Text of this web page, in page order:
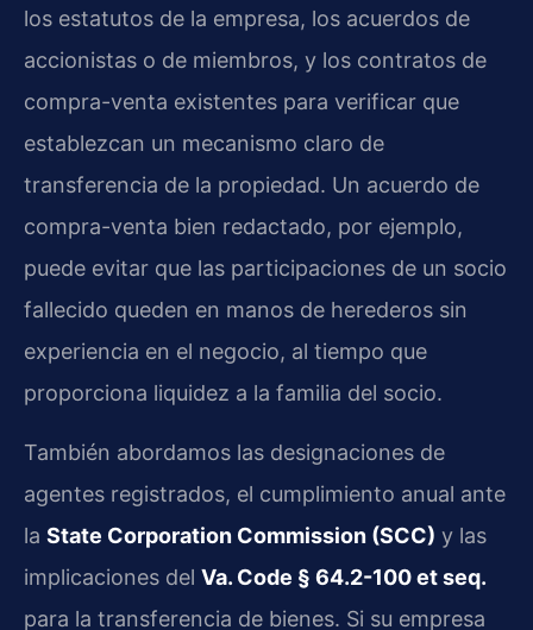
los estatutos de la empresa, los acuerdos de
accionistas o de miembros, y los contratos de
compra-venta existentes para verificar que
establezcan un mecanismo claro de
transferencia de la propiedad. Un acuerdo de
compra-venta bien redactado, por ejemplo,
puede evitar que las participaciones de un socio
fallecido queden en manos de herederos sin
experiencia en el negocio, al tiempo que
proporciona liquidez a la familia del socio.
También abordamos las designaciones de
agentes registrados, el cumplimiento anual ante
la State Corporation Commission (SCC) y las
implicaciones del Va. Code § 64.2-100 et seq.
para la transferencia de bienes. Si su empresa